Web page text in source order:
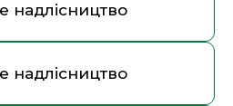
надлісництво
надлісництво